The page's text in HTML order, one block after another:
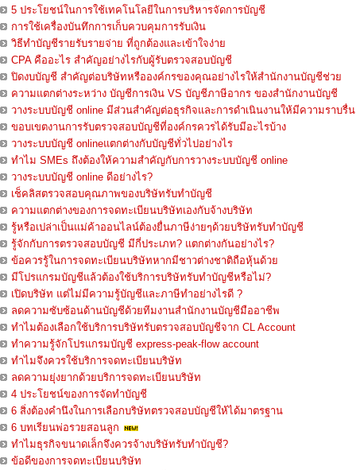
5 ประโยชน์ในการใช้เทคโนโลยีในการบริหารจัดการบัญชี
การใช้เครื่องบันทึกการเก็บควบคุมการรับเงิน
วิธีทำบัญชีรายรับรายจ่าย ที่ถูกต้องและเข้าใจง่าย
CPA คืออะไร สำคัญอย่างไรกับผู้รับตรวจสอบบัญชี
ปิดงบบัญชี สำคัญต่อบริษัทหรือองค์กรของคุณอย่างไรให้สำนักงานบัญชีช่วย
ความแตกต่างระหว่าง บัญชีการเงิน VS บัญชีภาษีอากร ของสำนักงานบัญชี
วางระบบบัญชี online มีส่วนสำคัญต่อธุรกิจและการดำเนินงานให้มีความราบรื่น
ขอบเขตงานการรับตรวจสอบบัญชีที่องค์กรควรได้รับมีอะไรบ้าง
วางระบบบัญชี onlineแตกต่างกับบัญชีทั่วไปอย่างไร
ทำไม SMEs ถึงต้องให้ความสำคัญกับการวางระบบบัญชี online
วางระบบบัญชี online ดีอย่างไร?
เช็คลิสตรวจสอบคุณภาพของบริษัทรับทำบัญชี
ความแตกต่างของการจดทะเบียนบริษัทเองกับจ้างบริษัท
รู้หรือเปล่าเป็นแม่ค้าออนไลน์ต้องยื่นภาษีง่ายๆด้วยบริษัทรับทำบัญชี
รู้จักกับการตรวจสอบบัญชี มีกี่ประเภท? แตกต่างกันอย่างไร?
ข้อควรรู้ในการจดทะเบียนบริษัทหากมีชาวต่างชาติถือหุ้นด้วย
มีโปรแกรมบัญชีแล้วต้องใช้บริการบริษัทรับทำบัญชีหรือไม่?
เปิดบริษัท แต่ไม่มีความรู้บัญชีและภาษีทำอย่างไรดี ?
ลดความซับซ้อนด้านบัญชีด้วยทีมงานสำนักงานบัญชีมืออาชีพ
ทำไมต้องเลือกใช้บริการบริษัทรับตรวจสอบบัญชีจาก CL Account
ทำความรู้จักโปรแกรมบัญชี express-peak-flow account
ทำไมจึงควรใช้บริการจดทะเบียนบริษัท
ลดความยุ่งยากด้วยบริการจดทะเบียนบริษัท
4 ประโยชน์ของการจัดทำบัญชี
6 สิ่งต้องคำนึงในการเลือกบริษัทตรวจสอบบัญชีให้ได้มาตรฐาน
6 บทเรียนพ่อรวยสอนลูก
ทำไมธุรกิจขนาดเล็กจึงควรจ้างบริษัทรับทำบัญชี?
ข้อดีของการจดทะเบียนบริษัท